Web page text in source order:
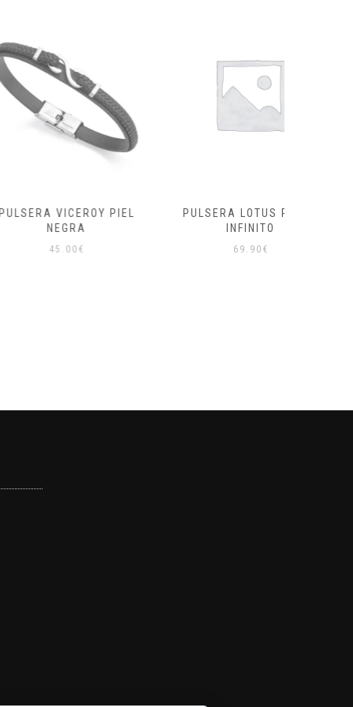
PIEL
PULSERA LOTUS PLATA